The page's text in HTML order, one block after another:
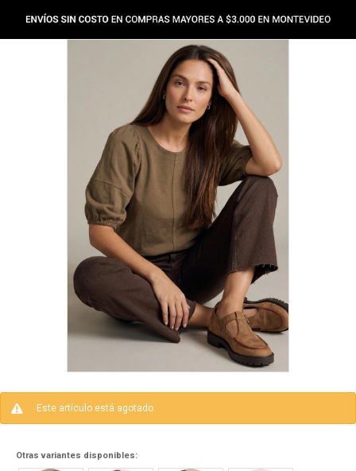
Este artículo está agotado.
Otras variantes disponibles: